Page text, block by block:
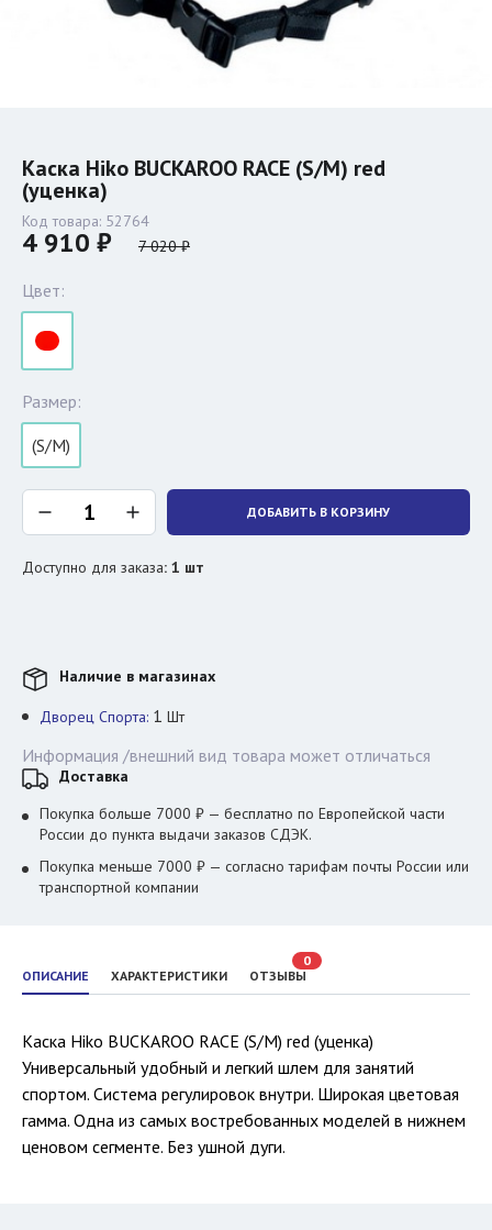
Каска Hiko BUCKAROO RACE (S/M) red
(уценка)
Код товара: 52764
4 910 ₽ 7 020 ₽
Цвет:
Размер:
(S/M)
ДОБАВИТЬ В КОРЗИНУ
Доступно для заказа: 1 шт
ОПИСАНИЕ ХАРАКТЕРИСТИКИ ОТЗЫВЫ
0
Каска Hiko BUCKAROO RACE (S/M) red (уценка)
Универсальный удобный и легкий шлем для занятий
спортом. Система регулировок внутри. Широкая цветовая
гамма. Одна из самых востребованных моделей в нижнем
ценовом сегменте. Без ушной дуги.
Наличие в магазинах
Дворец Спорта: 1 Шт
Информация /внешний вид товара может отличаться
Доставка
Покупка больше 7000 ₽ — бесплатно по Европейской части
России до пункта выдачи заказов СДЭК.
Покупка меньше 7000 ₽ — согласно тарифам почты России или
транспортной компании